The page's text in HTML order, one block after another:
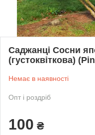
Саджанці Сосни
(густоквіткова)
Немає в наявності
Опт і роздріб
100 ₴